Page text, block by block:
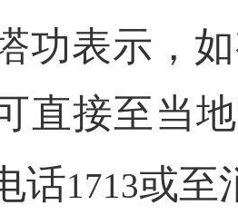
表示，如
直接至当
话1713或至